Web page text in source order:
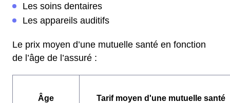
Les soins dentaires
Les appareils auditifs
Le prix moyen d’une mutuelle santé en fonction
de l’âge de l’assuré :
Âge Tarif moyen d'une mutuelle santé